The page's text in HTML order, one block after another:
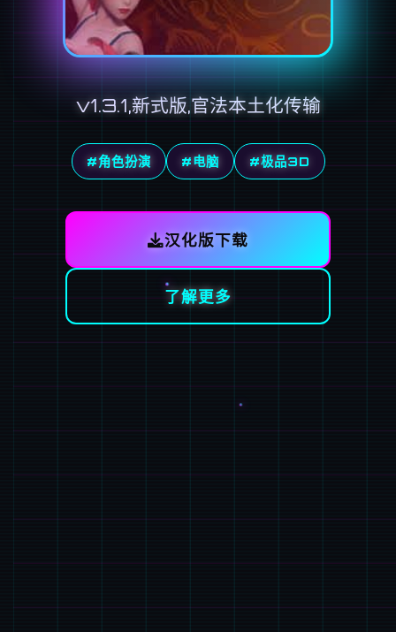
v1.3.1,新式版,官法本土化传输
#角色扮演 #电脑 #极品3D
汉化版下载
了解更多